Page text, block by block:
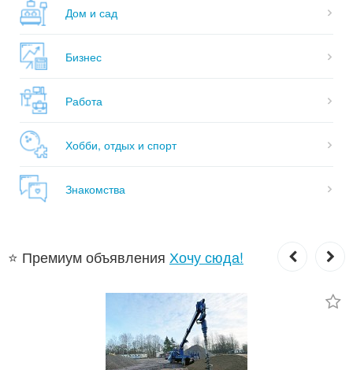
Дом и сад
Бизнес
Работа
Хобби, отдых и спорт
Знакомства
⭐ Премиум объявления Хочу сюда!